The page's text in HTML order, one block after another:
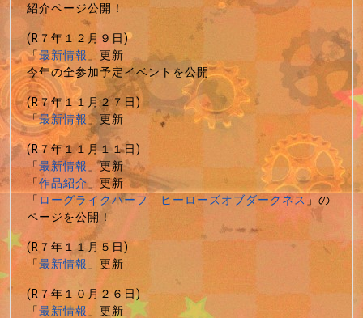
紹介ページ公開！
(R７年１２月９日)
「最新情報」更新
今年の全参加予定イベントを公開
(R７年１１月２７日)
「最新情報」更新
(R７年１１月１１日)
「最新情報」更新
「作品紹介」更新
「ローグライクハーフ ヒーローズオブダークネス」の
ページを公開！
(R７年１１月５日)
「最新情報」更新
(R７年１０月２６日)
「最新情報」更新